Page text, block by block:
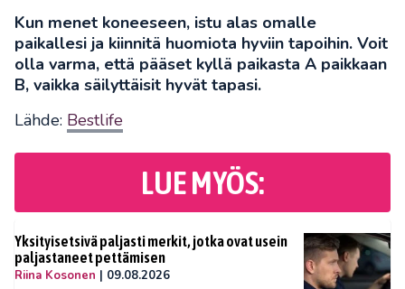
Kun menet koneeseen, istu alas omalle
paikallesi ja kiinnitä huomiota hyviin tapoihin. Voit
olla varma, että pääset kyllä paikasta A paikkaan
B, vaikka säilyttäisit hyvät tapasi.
Lähde: Bestlife
LUE MYÖS:
Yksityisetsivä paljasti merkit, jotka ovat usein
paljastaneet pettämisen
Riina Kosonen | 09.08.2026